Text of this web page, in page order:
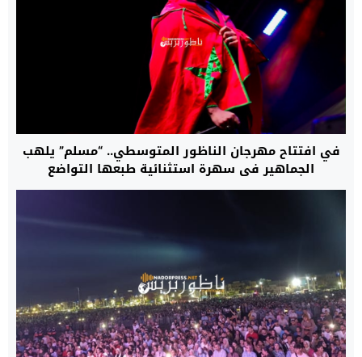
في افتتاح مهرجان الناظور المتوسطي.. “مسلم” يلهب
الجماهير في سهرة استثنائية طبعها التواضع
والإنسانية